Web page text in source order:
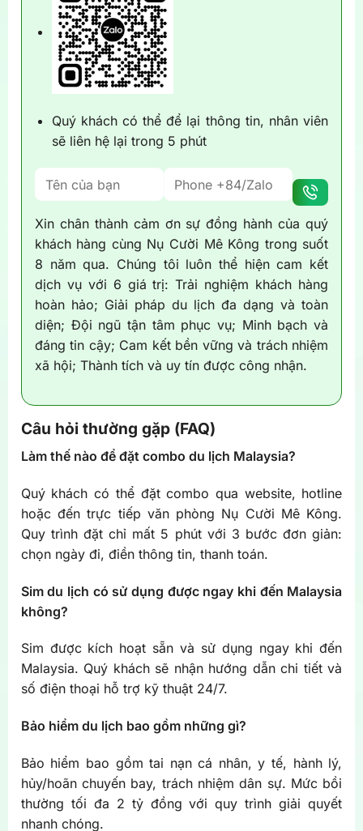
Quý khách có thể để lại thông tin, nhân viên
sẽ liên hệ lại trong 5 phút
Xin chân thành cảm ơn sự đồng hành của quý
khách hàng cùng Nụ Cười Mê Kông trong suốt
8 năm qua. Chúng tôi luôn thể hiện cam kết
dịch vụ với 6 giá trị: Trải nghiệm khách hàng
hoàn hảo; Giải pháp du lịch đa dạng và toàn
diện; Đội ngũ tận tâm phục vụ; Minh bạch và
đáng tin cậy; Cam kết bền vững và trách nhiệm
xã hội; Thành tích và uy tín được công nhận.
Câu hỏi thường gặp (FAQ)
Làm thế nào để đặt combo du lịch Malaysia?
Quý khách có thể đặt combo qua website, hotline
hoặc đến trực tiếp văn phòng Nụ Cười Mê Kông.
Quy trình đặt chỉ mất 5 phút với 3 bước đơn giản:
chọn ngày đi, điền thông tin, thanh toán.
Sim du lịch có sử dụng được ngay khi đến Malaysia
không?
Sim được kích hoạt sẵn và sử dụng ngay khi đến
Malaysia. Quý khách sẽ nhận hướng dẫn chi tiết và
số điện thoại hỗ trợ kỹ thuật 24/7.
Bảo hiểm du lịch bao gồm những gì?
Bảo hiểm bao gồm tai nạn cá nhân, y tế, hành lý,
hủy/hoãn chuyến bay, trách nhiệm dân sự. Mức bồi
thường tối đa 2 tỷ đồng với quy trình giải quyết
nhanh chóng.